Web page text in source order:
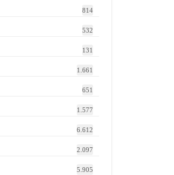
814
532
131
1.661
651
1.577
6.612
2.097
5.905